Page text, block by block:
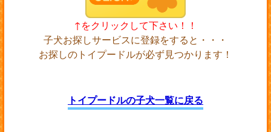
↑をクリックして下さい！！
子犬お探しサービスに登録をすると・・・
お探しのトイプードルが必ず見つかります！
トイプードルの子犬一覧に戻る